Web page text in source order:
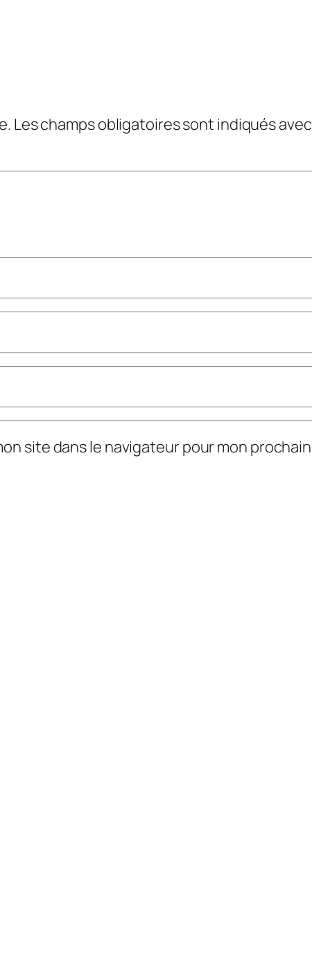
Les champs obligatoires sont indiqués
site dans le navigateur pour mon